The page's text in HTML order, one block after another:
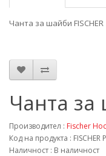
Чанта за шайби FISCHER
Чанта за
Производител : Fischer
Код на продукта : FISCHER
Наличност : В наличност